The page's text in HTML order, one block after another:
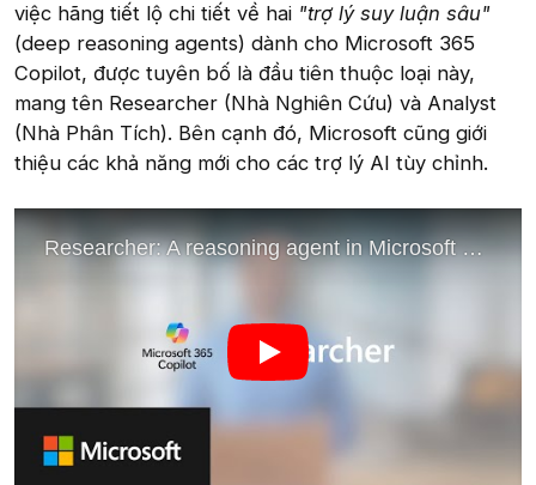
việc hãng tiết lộ chi tiết về hai "trợ lý suy luận sâu"
(deep reasoning agents) dành cho Microsoft 365
Copilot, được tuyên bố là đầu tiên thuộc loại này,
mang tên Researcher (Nhà Nghiên Cứu) và Analyst
(Nhà Phân Tích). Bên cạnh đó, Microsoft cũng giới
thiệu các khả năng mới cho các trợ lý AI tùy chỉnh.